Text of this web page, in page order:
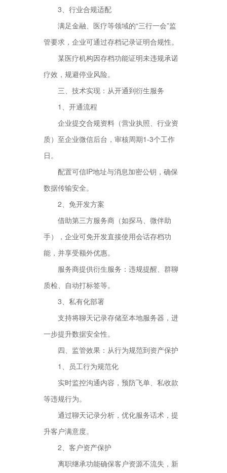
3、行业合规适配
满足金融、医疗等领域的“三行一会”监
管要求，企业可通过存档记录证明合规性。
某医疗机构因存档功能证明未违规承诺
疗效，规避停业风险。
三、技术实现：从开通到衍生服务
1、开通流程
企业提交合规资料（营业执照、行业资
质）至企业微信后台，审核周期1-3个工作
日。
配置可信IP地址与消息加密公钥，确保
数据传输安全。
2、免开发方案
借助第三方服务商（如探马、微伴助
手），企业可免开发直接使用会话存档功
能，并享受额外优惠。
服务商提供衍生服务：违规提醒、群聊
质检、自动打标签等。
3、私有化部署
支持将聊天记录存储至本地服务器，进
一步提升数据安全性。
四、监管效果：从行为规范到资产保护
1、员工行为规范化
实时监控沟通内容，预防飞单、私收款
等违规行为。
通过聊天记录分析，优化服务话术，提
升客户满意度。
2、客户资产保护
离职继承功能确保客户资源不流失，新